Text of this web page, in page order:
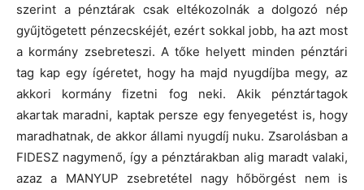
szerint a pénztárak csak eltékozolnák a dolgozó nép
gyűjtögetett pénzecskéjét, ezért sokkal jobb, ha azt most
a kormány zsebreteszi. A tőke helyett minden pénztári
tag kap egy ígéretet, hogy ha majd nyugdíjba megy, az
akkori kormány fizetni fog neki. Akik pénztártagok
akartak maradni, kaptak persze egy fenyegetést is, hogy
maradhatnak, de akkor állami nyugdíj nuku. Zsarolásban a
FIDESZ nagymenő, így a pénztárakban alig maradt valaki,
azaz a MANYUP zsebretétel nagy hőbörgést nem is